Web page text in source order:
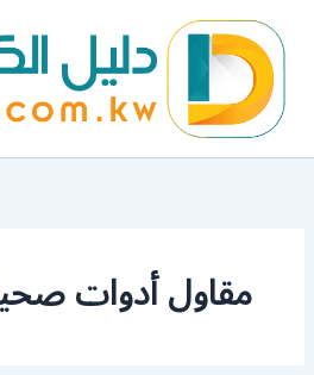
المحتوى
مقاول أدوات